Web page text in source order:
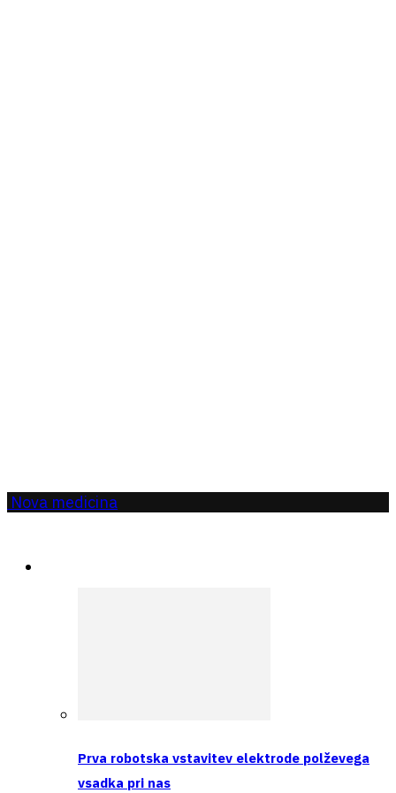
Nova medicina
Prva robotska vstavitev elektrode polževega
vsadka pri nas